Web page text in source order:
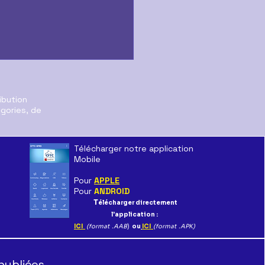
au CSE sur le
de SFR Distribution
de
Télécharger notre application
Mobile
Pour APPLE
Pour ANDROID
Télécharger directement
l'application :
ICI
(format .AAB) ou ICI (format .APK)